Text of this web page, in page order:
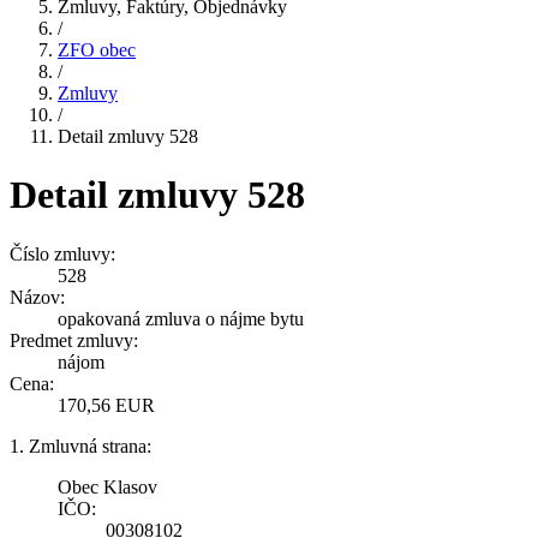
Zmluvy, Faktúry, Objednávky
/
ZFO obec
/
Zmluvy
/
Detail zmluvy 528
Detail zmluvy 528
Číslo zmluvy:
528
Názov:
opakovaná zmluva o nájme bytu
Predmet zmluvy:
nájom
Cena:
170,56 EUR
1. Zmluvná strana:
Obec Klasov
IČO:
00308102